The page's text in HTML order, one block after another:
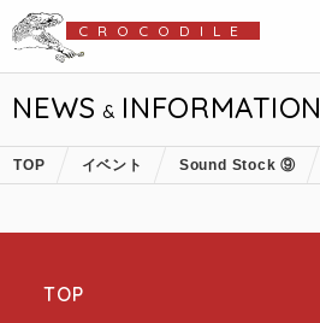
CROCODILE
NEWS & INFORMATION
TOP イベント Sound Stock ⑨
TOP